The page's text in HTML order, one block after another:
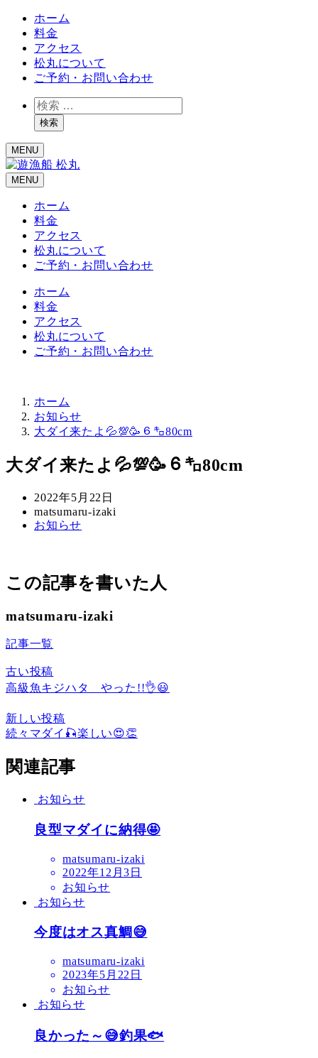
ホーム
料金
アクセス
松丸について
ご予約・お問い合わせ
検
索検索
MENU
MENU
ホーム
料金
アクセス
松丸について
ご予約・お問い合わせ
ホーム
料金
アクセス
松丸について
ご予約・お問い合わせ
ホーム
お知らせ
大ダイ来たよ💦💯🥳６㌔80cm
大ダイ来たよ💦💯🥳６㌔80cm
投
稿
日
2022年5月22日
著
者
matsumaru-izaki
カ
ー
お知らせ
この記事を書いた人
matsumaru-izaki
記事一覧
古い投稿
高級魚キジハタ やった!!👌😃
新しい投稿
続々マダイ🎣楽しい😍👏
関連記事
お知らせ
良型マダイに納得🤩
matsumaru-izaki
2022年12月3日
お知らせ
お知らせ
今度はオス真鯛😅
matsumaru-izaki
2023年5月22日
お知らせ
お知らせ
良かった～😅釣果🐟